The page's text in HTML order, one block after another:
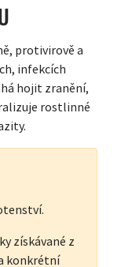
protivirově a
infekcích
hojit zranění,
rostlinné
získávané z
konkrétní